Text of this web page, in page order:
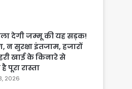
देगी जम्मू की यह सड़क!
न सुरक्षा इंतजाम, हजारों
खाई के किनारे से
पूरा रास्ता
2026